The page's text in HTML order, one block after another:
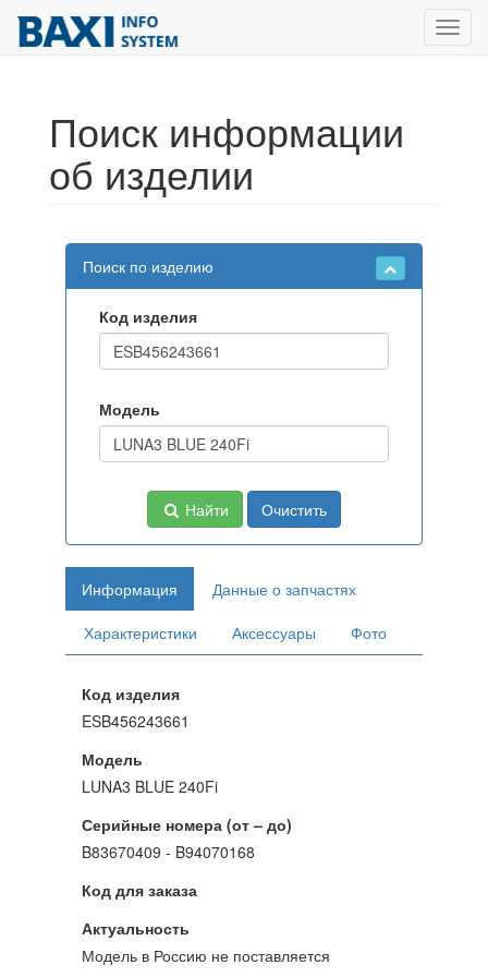
Поиск информации
об изделии
Поиск по изделию
Код изделия
Модель
Найти Очистить
Информация
Данные о запчастях
Характеристики
Аксессуары Фото
Код изделия
ESB456243661
Модель
LUNA3 BLUE 240Fi
Серийные номера (от – до)
B83670409 - B94070168
Код для заказа
Актуальность
Модель в Россию не поставляется